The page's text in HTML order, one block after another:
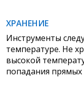
ХРАНЕНИЕ
Инструменты
температуре. Не
высокой
попадания прямых